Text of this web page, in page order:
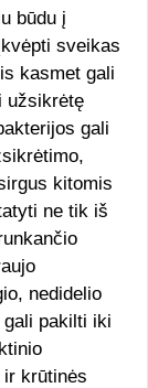
būdu į
sveikas
kasmet gali
užsikrėtę
gali
kitomis
ne tik iš
nedidelio
pakilti iki
krūtinės